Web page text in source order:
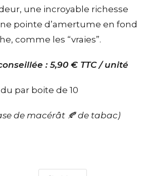
une incroyable richesse
pointe d’amertume en fond
comme les “vraies”.
: 5,90 € TTC / unité
par boite de 10
de macérât 🍂 de tabac)